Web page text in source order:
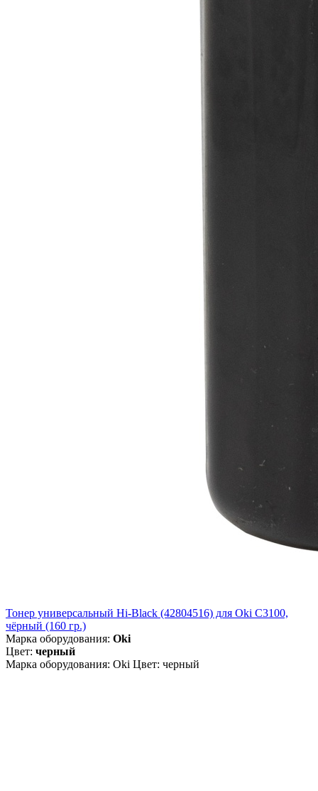
Тонер универсальный Hi-Black (42804516) для Oki С3100,
чёрный (160 гр.)
Марка оборудования: Oki
Цвет: черный
Марка оборудования: Oki Цвет: черный